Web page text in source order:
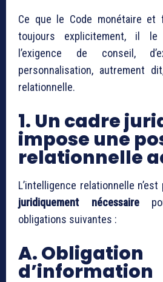
Ce que le Code monétaire et
toujours explicitement, il le
l’exigence de conseil,
personnalisation, autrement
relationnelle.
1. Un cadre
impose une
relationnelle
L’intelligence relationnelle
juridiquement nécessaire
obligations suivantes :
A. Obligation
d’information